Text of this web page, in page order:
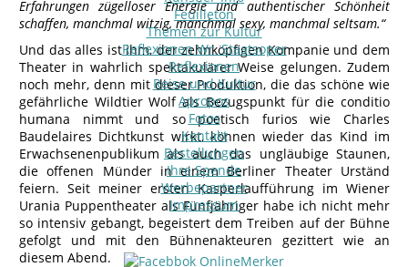
Feuilleton
Themen zur Kultur
Reflexionen Wr. Staatsoper
Reflexionen
Reise und Kultur
Apropos
Fotos
Kontakt
Bestellungen
Ihre Spende
Werbepartner
Impressum
Erfahrungen zügelloser Energie und authentischer Schönheit
schaffen, manchmal witzig, manchmal sexy, manchmal seltsam.“
Und das alles ist ihm, der zehnköpfigen Kompanie und dem
Theater in wahrlich spektakulärer Weise gelungen. Zudem
noch mehr, denn mit dieser Produktion, die das schöne wie
gefährliche Wildtier Wolf als Bezugspunkt für die conditio
humana nimmt und so poetisch furios wie Charles
Baudelaires Dichtkunst wirkt, können wieder das Kind im
Erwachsenenpublikum als auch das ungläubige Staunen,
die offenen Münder in einem Berliner Theater Urständ
feiern. Seit meiner ersten Kasperlaufführung im Wiener
Urania Puppentheater als Fünfjähriger habe ich nicht mehr
so intensiv gebangt, begeistert dem Treiben auf der Bühne
gefolgt und mit den Bühnenakteuren gezittert wie an
diesem Abend.